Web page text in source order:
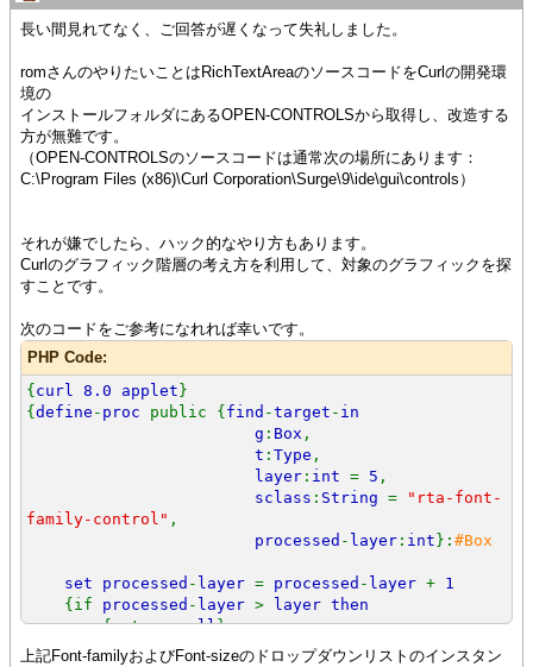
長い間見れてなく、ご回答が遅くなって失礼しました。
romさんのやりたいことはRichTextAreaのソースコードをCurlの開発環
境の
インストールフォルダにあるOPEN-CONTROLSから取得し、改造する
方が無難です。
（OPEN-CONTROLSのソースコードは通常次の場所にあります：
C:\Program Files (x86)\Curl Corporation\Surge\9\ide\gui\controls）
それが嫌でしたら、ハック的なやり方もあります。
Curlのグラフィック階層の考え方を利用して、対象のグラフィックを探
すことです。
次のコードをご参考になれれば幸いです。
PHP Code:
{ curl 8.0 applet }
{ define - proc public { find -target - in
g : Box ,
t : Type ,
layer : int = 5 ,
sclass : String =
"rta-font-
family-control" ,
processed - layer : int }: #Box
set processed - layer = processed - layer + 1
{if processed - layer >
layer then
{returnnull}
}
上記Font-familyおよびFont-sizeのドロップダウンリストのインスタン